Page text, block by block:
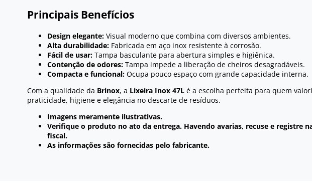
Principais Benefícios
Design elegante: Visual moderno que combina com diversos ambientes.
Alta durabilidade: Fabricada em aço inox resistente à corrosão.
Fácil de usar: Tampa basculante para abertura simples e higiênica.
Contenção de odores: Tampa impede a liberação de cheiros desagradáveis.
Compacta e funcional: Ocupa pouco espaço com grande capacidade interna.
Com a qualidade da Brinox, a Lixeira Inox 47L é a escolha perfeita para quem
praticidade, higiene e elegância no descarte de resíduos.
Imagens meramente ilustrativas.
Verifique o produto no ato da entrega. Havendo avarias, recuse e registre
fiscal.
As informações são fornecidas pelo fabricante.